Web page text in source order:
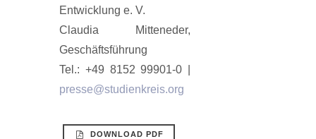
Entwicklung e. V.
Claudia Mitteneder,
Geschäftsführung
Tel.: +49 8152 99901-0 |
presse@studienkreis.org
DOWNLOAD PDF